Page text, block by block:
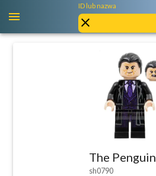
ID lub nazwa
The Penguin
sh0790